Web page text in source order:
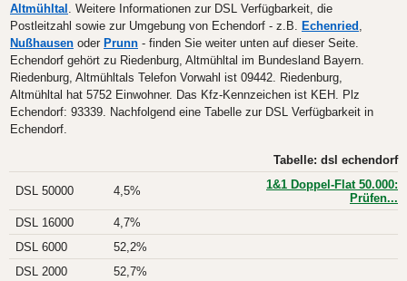
Altmühltal . Weitere Informationen zur DSL Verfügbarkeit, die
Postleitzahl sowie zur Umgebung von Echendorf - z.B. Echenried ,
Nußhausen oder Prunn - finden Sie weiter unten auf dieser Seite.
Echendorf gehört zu Riedenburg, Altmühltal im Bundesland Bayern.
Riedenburg, Altmühltals Telefon Vorwahl ist 09442. Riedenburg,
Altmühltal hat 5752 Einwohner. Das Kfz-Kennzeichen ist KEH. Plz
Echendorf: 93339. Nachfolgend eine Tabelle zur DSL Verfügbarkeit in
Echendorf.
Tabelle: dsl echendorf
DSL 50000 4,5%
1&1 Doppel-Flat 50.000:
Prüfen...
DSL 16000
4,7%
DSL 6000
52,2%
DSL 2000
52,7%